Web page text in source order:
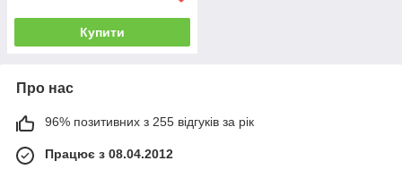
Купити
Про нас
96% позитивних з 255 відгуків за рік
Працює з 08.04.2012